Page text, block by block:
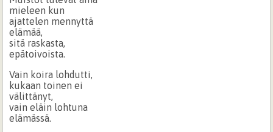
mieleen kun
ajattelen mennyttä
elämää,
sitä raskasta,
epätoivoista.
Vain koira lohdutti,
kukaan toinen ei
välittänyt,
vain eläin lohtuna
elämässä.